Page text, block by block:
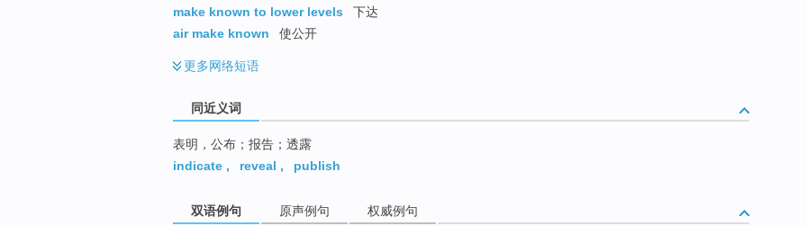
make known to lower levels
下达
air make known
使公开
更多网络短语
同近义词
表明，公布；报告；透露
indicate , reveal , publish
双语例句 原声例句 权威例句